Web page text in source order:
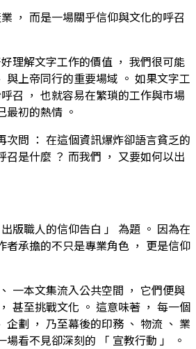
， 而是一場關乎信仰與文化的呼召
理解文字工作的價值 ， 我們很可能
與上帝同行的重要場域 。 如果文字工
召 ， 也就容易在繁瑣的工作與市場
最初的熱情 。
次問 ： 在這個資訊爆炸卻語言貧乏的
召是什麼 ？ 而我們 ， 又要如何以出
版職人的信仰告白 」 為題 。 因為在
者承擔的不只是專業角色 ， 更是信仰
一本文集流入公共空間 ， 它們便與
甚至挑戰文化 。 這意味著 ， 每一個
企劃 ， 乃至幕後的印務 、 物流 、 業
場看不見卻深刻的 「 宣教行動 」 。